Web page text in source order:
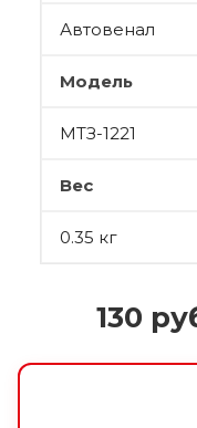
Автовенал
Модель
МТЗ-1221
Вес
0.35 кг
130